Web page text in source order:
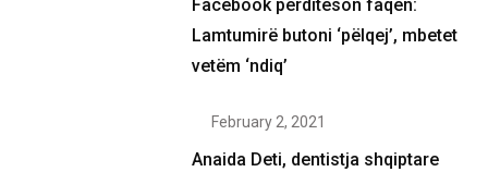
Facebook përditëson faqen:
Lamtumirë butoni ‘pëlqej’, mbetet
vetëm ‘ndiq’
February 2, 2021
Anaida Deti, dentistja shqiptare